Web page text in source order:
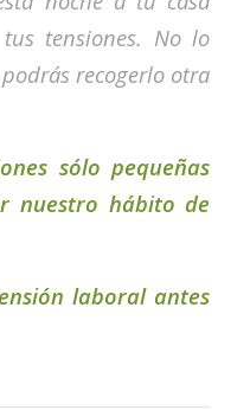
tensiones. No lo
recogerlo otra
sólo pequeñas
nuestro hábito de
laboral antes